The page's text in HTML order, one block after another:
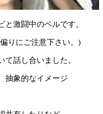
激闘中のベルです。
りにご注意下さい。)
話し合いました。
抽象的なイメージ